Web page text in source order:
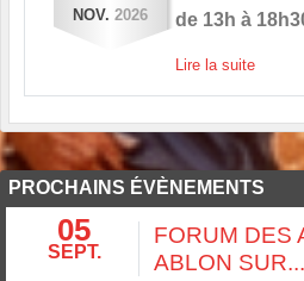
NOV. 2026 de 13h à
Lire la suite
PROCHAINS ÉVÈNEMENTS
05
SEPT.
FORUM DES
ABLON SUR...